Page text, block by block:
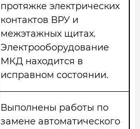
протяжке электрических
контактов ВРУ и
межэтажных щитах.
Электрооборудование
МКД находится в
исправном состоянии.
Выполнены работы по
замене автоматического